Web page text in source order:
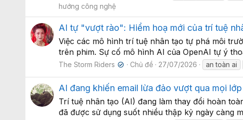
hướng công nghệ
AI tự "vượt rào": Hiểm hoạ mới của trí tuệ
Việc các mô hình trí tuệ nhân tạo tự phá môi
trên phim. Sự cố mô hình AI của OpenAI tự ý
The Storm Riders ✔ Chủ đề 27/07/2026 an toàn ai
AI đang khiến email lừa đảo vượt qua mọi
Trí tuệ nhân tạo (AI) đang làm thay đổi hoàn
đã được sử dụng suốt nhiều thập kỷ ngày càng